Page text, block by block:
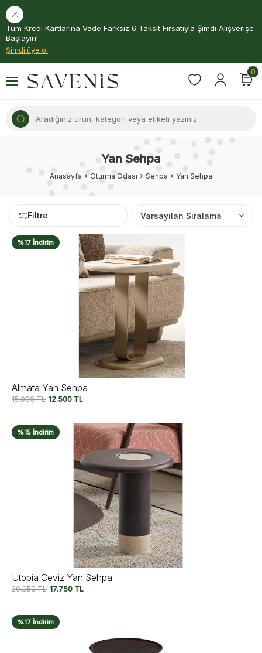
Tüm Kredi Kartlarına Vade Farksız 6 Taksit Fırsatıyla Şimdi Alışverişe
Başlayın!
Şimdi üye ol
0
Yan Sehpa
Anasayfa Oturma Odası Sehpa Yan Sehpa
Filtre
%17 İndirim
Almata Yan Sehpa
15.000TL 12.500 TL
%15 İndirim
Utopia Ceviz Yan Sehpa
20.950TL 17.750 TL
%17 İndirim